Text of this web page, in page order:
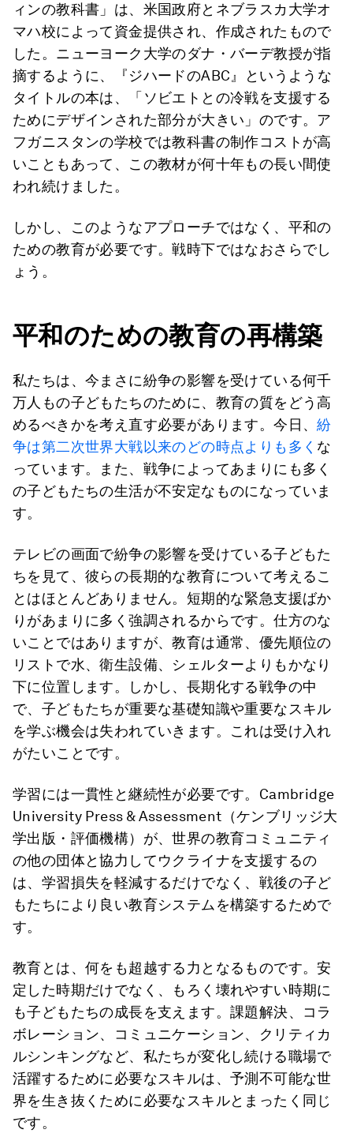
ィンの教科書」は、米国政府とネブラスカ大学オ
マハ校によって資金提供され、作成されたもので
した。ニューヨーク大学のダナ・バーデ教授が指
摘するように、『ジハードのABC』というような
タイトルの本は、「ソビエトとの冷戦を支援する
ためにデザインされた部分が大きい」のです。ア
フガニスタンの学校では教科書の制作コストが高
いこともあって、この教材が何十年もの長い間使
われ続けました。
しかし、このようなアプローチではなく、平和の
ための教育が必要です。戦時下ではなおさらでし
ょう。
平和のための教育の再構築
私たちは、今まさに紛争の影響を受けている何千
万人もの子どもたちのために、教育の質をどう高
めるべきかを考え直す必要があります。今日、紛
争は第二次世界大戦以来のどの時点よりも多く な
っています。また、戦争によってあまりにも多く
の子どもたちの生活が不安定なものになっていま
す。
テレビの画面で紛争の影響を受けている子どもた
ちを見て、彼らの長期的な教育について考えるこ
とはほとんどありません。短期的な緊急支援ばか
りがあまりに多く強調されるからです。仕方のな
いことではありますが、教育は通常、優先順位の
リストで水、衛生設備、シェルターよりもかなり
下に位置します。しかし、長期化する戦争の中
で、子どもたちが重要な基礎知識や重要なスキル
を学ぶ機会は失われていきます。これは受け入れ
がたいことです。
学習には一貫性と継続性が必要です。Cambridge
University Press & Assessment（ケンブリッジ大
学出版・評価機構）が、世界の教育コミュニティ
の他の団体と協力してウクライナを支援するの
は、学習損失を軽減するだけでなく、戦後の子ど
もたちにより良い教育システムを構築するためで
す。
教育とは、何をも超越する力となるものです。安
定した時期だけでなく、もろく壊れやすい時期に
も子どもたちの成長を支えます。課題解決、コラ
ボレーション、コミュニケーション、クリティカ
ルシンキングなど、私たちが変化し続ける職場で
活躍するために必要なスキルは、予測不可能な世
界を生き抜くために必要なスキルとまったく同じ
です。